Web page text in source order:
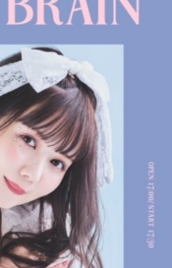
サービスガイド
ニュース